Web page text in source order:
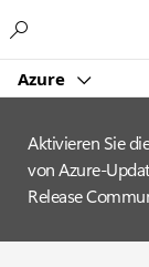
Azure
Aktivieren Sie
von Azure-
Release